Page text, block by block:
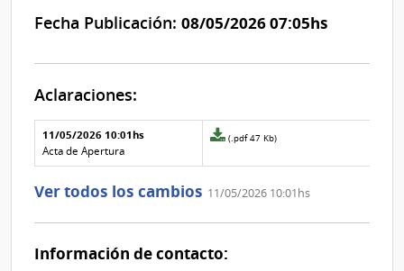
Fecha Publicación: 08/05/2026 07:05hs
Aclaraciones:
Aclaraciones del llamado
Fecha y
texto de
la
Archivo
de la
11/05/2026 10:01hs
Acta de Apertura
Archivo
de
aclaración
0
(.pdf 47 Kb)
Ver todos los cambios 11/05/2026 10:01hs
Información de contacto: